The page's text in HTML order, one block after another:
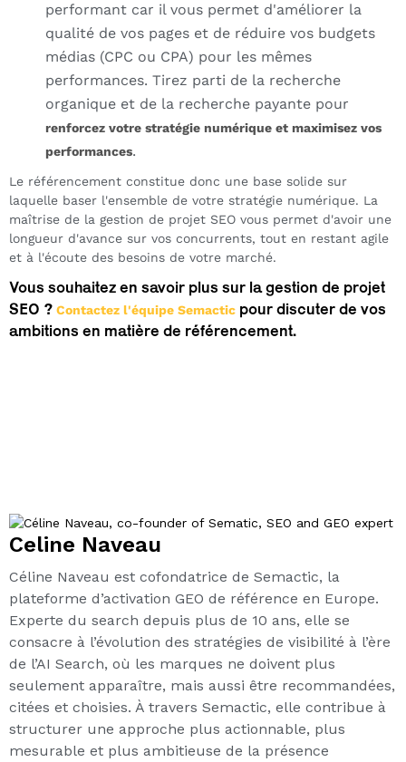
performant car il vous permet d'améliorer la
qualité de vos pages et de réduire vos budgets
médias (CPC ou CPA) pour les mêmes
performances. Tirez parti de la recherche
organique et de la recherche payante pour
renforcez votre stratégie numérique et maximisez vos
performances.
Le référencement constitue donc une base solide sur
laquelle baser l'ensemble de votre stratégie numérique. La
maîtrise de la gestion de projet SEO vous permet d'avoir une
longueur d'avance sur vos concurrents, tout en restant agile
et à l'écoute des besoins de votre marché.
Vous souhaitez en savoir plus sur la gestion de projet
SEO ? Contactez l'équipe Semactic pour discuter de vos
ambitions en matière de référencement.
Celine Naveau
Céline Naveau est cofondatrice de Semactic, la
plateforme d’activation GEO de référence en Europe.
Experte du search depuis plus de 10 ans, elle se
consacre à l’évolution des stratégies de visibilité à l’ère
de l’AI Search, où les marques ne doivent plus
seulement apparaître, mais aussi être recommandées,
citées et choisies. À travers Semactic, elle contribue à
structurer une approche plus actionnable, plus
mesurable et plus ambitieuse de la présence